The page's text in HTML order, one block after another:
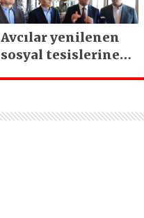
Avcılar yenilenen
sosyal tesislerine